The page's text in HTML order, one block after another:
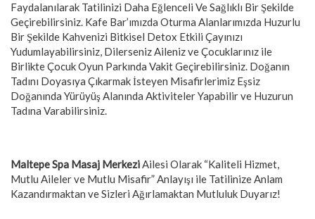
Faydalanılarak Tatilinizi Daha Eğlenceli Ve Sağlıklı Bir Şekilde
Geçirebilirsiniz. Kafe Bar’ımızda Oturma Alanlarımızda Huzurlu
Bir Şekilde Kahvenizi Bitkisel Detox Etkili Çayınızı
Yudumlayabilirsiniz, Dilerseniz Aileniz ve Çocuklarınız ile
Birlikte Çocuk Oyun Parkında Vakit Geçirebilirsiniz. Doğanın
Tadını Doyasıya Çıkarmak İsteyen Misafirlerimiz Eşsiz
Doğanında Yürüyüş Alanında Aktiviteler Yapabilir ve Huzurun
Tadına Varabilirsiniz.
Maltepe Spa Masaj MerkeziAilesi Olarak “Kaliteli Hizmet,
Mutlu Aileler ve Mutlu Misafir” Anlayışı ile Tatilinize Anlam
Kazandırmaktan ve Sizleri Ağırlamaktan Mutluluk Duyarız!